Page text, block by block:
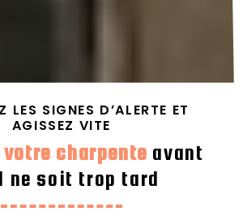
LES SIGNES D’ALERTE ET
AGISSEZ VITE
votre charpente avant
ne soit trop tard